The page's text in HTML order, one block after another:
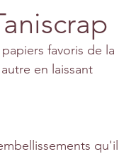
favoris de la
en laissant
qu'il